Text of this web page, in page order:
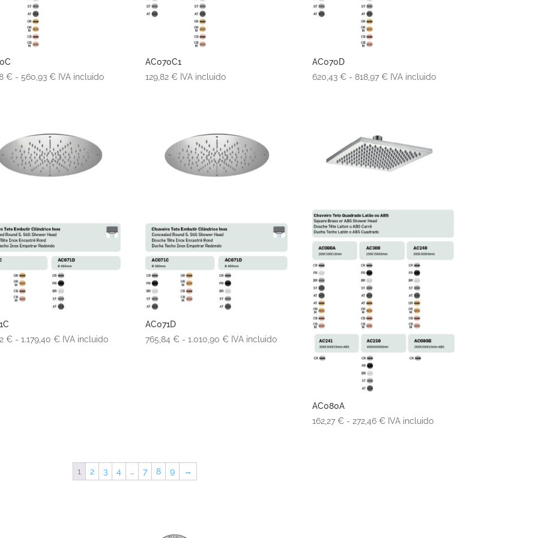
€ - 560,93€Rango
334,08 €
hasta
560,93 €
IVA incluido
AC070C1
129,82€ IVA incluido
AC070D
620,43€ - 818,97€Rango
hasta
818,97 €
IVA incluido
€ - 1.179,40€Rango
IVA incluido
AC071D
765,84€ - 1.010,90€Rango
IVA incluido
AC080A
162,27€ - 272,46€Rango
IVA incluido
1 2 3 4 … 7 8 9 →